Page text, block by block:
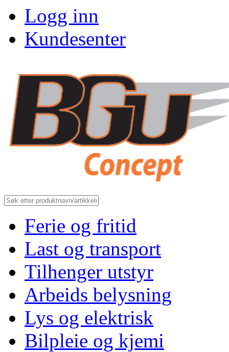
Logg inn
Kundesenter
Ferie og fritid
Last og transport
Tilhenger utstyr
Arbeids belysning
Lys og elektrisk
Bilpleie og kjemi